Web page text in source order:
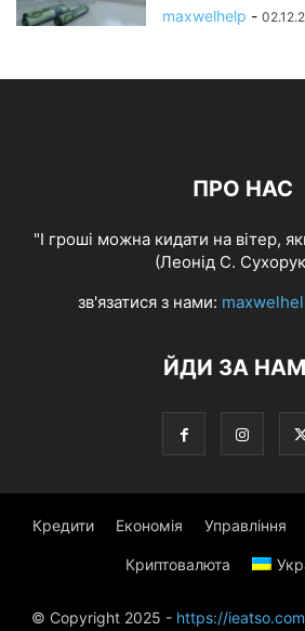
maxwelhelp -
ПРО НАС
"І гроші можна кидати на вітер,
(Леонід С.
зв'язатися з нами:
ЙДИ ЗА
Кредити Економія Управління
Криптовалюта
© Copyright 2025 - https://